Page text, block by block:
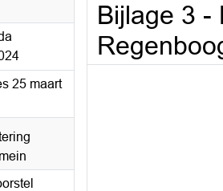
25 maart
Bijlage 3 -